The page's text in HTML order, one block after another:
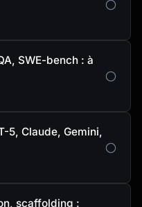
SWE-bench : à
5, Claude, Gemini,
scaffolding :